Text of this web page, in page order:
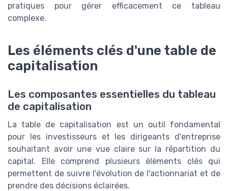
pratiques pour gérer efficacement ce tableau
complexe.
Les éléments clés d'une table de
capitalisation
Les composantes essentielles du tableau
de capitalisation
La table de capitalisation est un outil fondamental
pour les investisseurs et les dirigeants d'entreprise
souhaitant avoir une vue claire sur la répartition du
capital. Elle comprend plusieurs éléments clés qui
permettent de suivre l'évolution de l'actionnariat et de
prendre des décisions éclairées.